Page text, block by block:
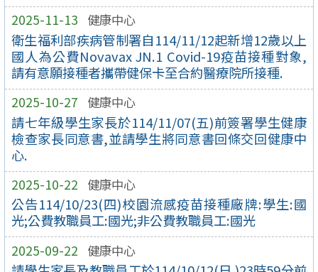
2025-11-13 健康中心
衛生福利部疾病管制署自114/11/12起新增12歲以上
國人為公費Novavax JN.1 Covid-19疫苗接種對象,
請有意願接種者攜帶健保卡至合約醫療院所接種.
2025-10-27 健康中心
請七年級學生家長於114/11/07(五)前簽署學生健康
檢查家長同意書,並請學生將同意書回條交回健康中
心.
2025-10-22 健康中心
公告114/10/23(四)校園流感疫苗接種廠牌:學生:國
光;公費教職員工:國光;非公費教職員工:國光
2025-09-22 健康中心